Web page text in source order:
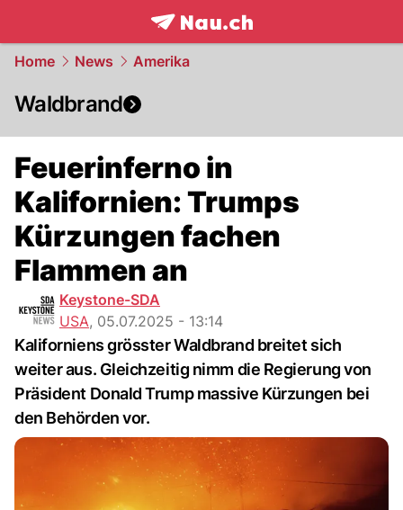
frontpage.NAU.ch
Home News Amerika
Waldbrand
Feuerinferno in
Kalifornien: Trumps
Kürzungen fachen
Flammen an
Keystone-SDA
USA, 05.07.2025 - 13:14
Kaliforniens grösster Waldbrand breitet sich
weiter aus. Gleichzeitig nimm die Regierung von
Präsident Donald Trump massive Kürzungen bei
den Behörden vor.